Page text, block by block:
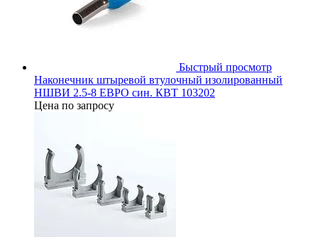
Быстрый просмотр
Наконечник штыревой втулочный изолированный
НШВИ 2.5-8 ЕВРО син. КВТ 103202
Цена по запросу